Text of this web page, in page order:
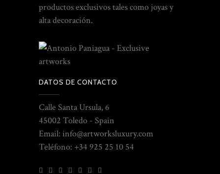
productos exclusivos tales como joyas y
alta decoración.
DATOS DE CONTACTO
Calle Santa Ursula, 6
45002 Toledo - Spain
Email: info@artworksluxury.com
Teléfono: +34 925 25 10 54